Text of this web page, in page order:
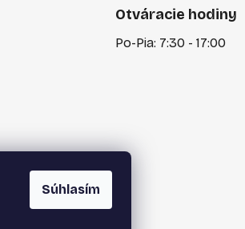
Súhlasím
Otváracie hodiny
Po-Pia: 7:30 - 17:00